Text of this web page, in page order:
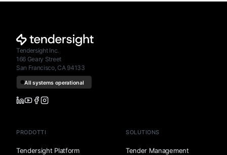
Tendersight Inc.
166 Geary Street
San Francisco, CA 94133
PRODOTTI
Tendersight Platform
SOLUTIONS
Tender Management